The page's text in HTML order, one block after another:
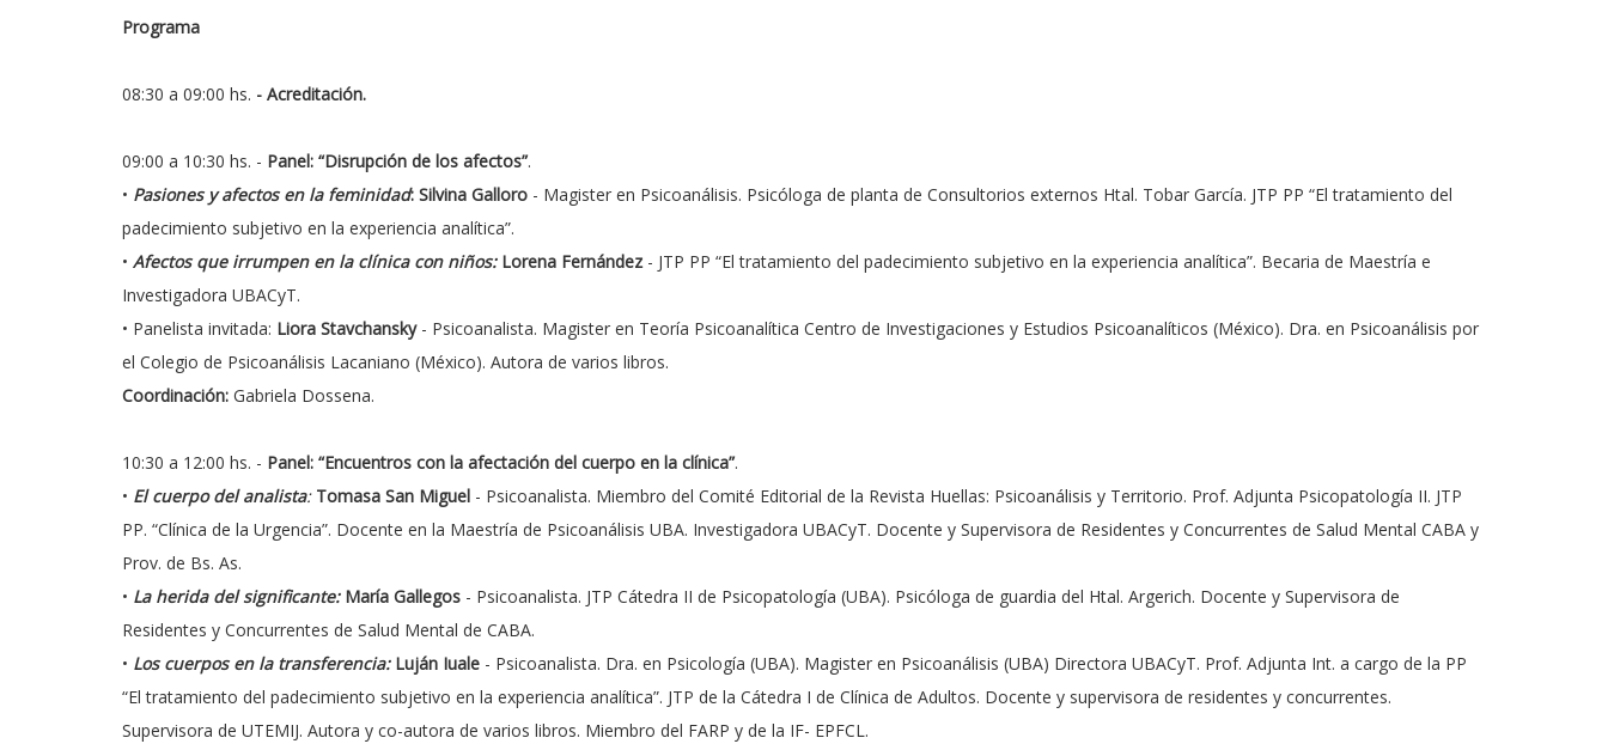
Programa
08:30 a 09:00 hs. - Acreditación.
09:00 a 10:30 hs. - Panel: “Disrupción de los afectos”.
• Pasiones y afectos en la feminidad: Silvina Galloro - Magister en Psicoanálisis. Psicóloga de planta de Consultorios externos Htal. Tobar García. JTP PP “El tratamiento del
padecimiento subjetivo en la experiencia analítica”.
• Afectos que irrumpen en la clínica con niños:Lorena Fernández - JTP PP “El tratamiento del padecimiento subjetivo en la experiencia analítica”. Becaria de Maestría e
Investigadora UBACyT.
• Panelista invitada: Liora Stavchansky- Psicoanalista. Magister en Teoría Psicoanalítica Centro de Investigaciones y Estudios Psicoanalíticos (México). Dra. en Psicoanálisis por
el Colegio de Psicoanálisis Lacaniano (México). Autora de varios libros.
Coordinación: Gabriela Dossena.
10:30 a 12:00 hs. - Panel: “Encuentros con la afectación del cuerpo en la clínica”.
• El cuerpo del analista: Tomasa San Miguel - Psicoanalista. Miembro del Comité Editorial de la Revista Huellas: Psicoanálisis y Territorio. Prof. Adjunta Psicopatología II. JTP
PP. “Clínica de la Urgencia”. Docente en la Maestría de Psicoanálisis UBA. Investigadora UBACyT. Docente y Supervisora de Residentes y Concurrentes de Salud Mental CABA y
Prov. de Bs. As.
• La herida del significante:María Gallegos - Psicoanalista. JTP Cátedra II de Psicopatología (UBA). Psicóloga de guardia del Htal. Argerich. Docente y Supervisora de
Residentes y Concurrentes de Salud Mental de CABA.
• Los cuerpos en la transferencia: Luján Iuale - Psicoanalista. Dra. en Psicología (UBA). Magister en Psicoanálisis (UBA) Directora UBACyT. Prof. Adjunta Int. a cargo de la PP
“El tratamiento del padecimiento subjetivo en la experiencia analítica”. JTP de la Cátedra I de Clínica de Adultos. Docente y supervisora de residentes y concurrentes.
Supervisora de UTEMIJ. Autora y co-autora de varios libros. Miembro del FARP y de la IF- EPFCL.